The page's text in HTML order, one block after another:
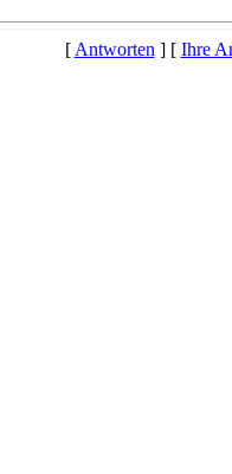
[Antworten] [ Ihre